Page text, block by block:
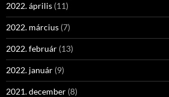
2022. április (11)
2022. március (7)
2022. február (13)
2022. január (9)
2021. december (8)